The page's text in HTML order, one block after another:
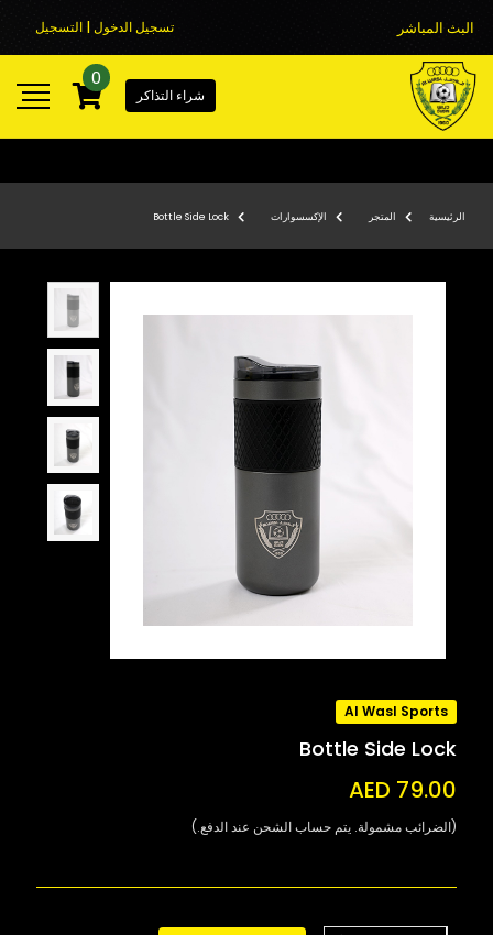
البث المباشر تسجيل الدخول | التسجيل
شراء التذاكر
0
الرئيسية المتجر الإكسسوارات Bottle Side Lock
Al Wasl Sports
Bottle Side Lock
AED 79.00
(الضرائب مشمولة. يتم حساب الشحن عند الدفع.)